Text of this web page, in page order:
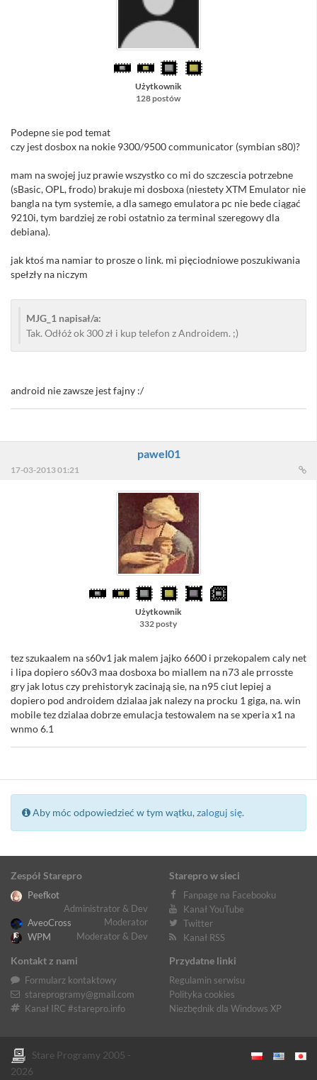
Użytkownik
128 postów
Podepne sie pod temat
czy jest dosbox na nokie 9300/9500 communicator (symbian s80)?
mam na swojej juz prawie wszystko co mi do szczescia potrzebne
(sBasic, OPL, frodo) brakuje mi dosboxa (niestety XTM Emulator nie
bangla na tym systemie, a dla samego emulatora pc nie bede ciągać
9210i, tym bardziej ze robi ostatnio za terminal szeregowy dla
debiana).
jak ktoś ma namiar to prosze o link. mi pięciodniowe poszukiwania
spełzły na niczym
MJG_1 napisał/a:
Tak. Odłóż ok 300 zł i kup telefon z Androidem. ;)
android nie zawsze jest fajny :/
pawel01
17-03-2013 01:21
Użytkownik
332 posty
tez szukaalem na s60v1 jak malem jajko 6600 i przekopalem caly net
i lipa dopiero s60v3 maa dosboxa bo miallem na n73 ale prrosste
gry jak lotus czy prehistoryk zacinają sie, na n95 ciut lepiej a
dopiero pod androidem dzialaa jak nalezy na procku 1 giga, na. win
mobile tez dzialaa dobrze emulacja testowalem na se xperia x1 na
wnmo 6.1
Aby móc odpowiedzieć w tym wątku,zaloguj się.
Zespół Starepro
Peefkot
Administrator & Dev
AveoCross
Moderator
WPM
Moderator & Dev
Starepro w sieci
Fanpage na Facebooku
Kanał YouTube
Twitter
Kanał RSS
Kontakt z nami
Formularz kontaktowy
stareprogramy@gmail.com
Kanał IRC #starepro.info
Przydatne linki
Regulamin serwisu
Polityka cookies
Niezbędnik dla Windows XP
Stare Programy 2005 -
2026